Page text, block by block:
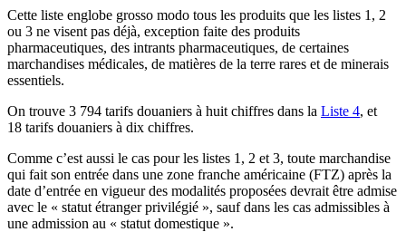
Cette liste englobe grosso modo tous les produits que les listes 1, 2
ou 3 ne visent pas déjà, exception faite des produits
pharmaceutiques, des intrants pharmaceutiques, de certaines
marchandises médicales, de matières de la terre rares et de minerais
essentiels.
On trouve 3 794 tarifs douaniers à huit chiffres dans la Liste 4, et
18 tarifs douaniers à dix chiffres.
Comme c’est aussi le cas pour les listes 1, 2 et 3, toute marchandise
qui fait son entrée dans une zone franche américaine (FTZ) après la
date d’entrée en vigueur des modalités proposées devrait être admise
avec le « statut étranger privilégié », sauf dans les cas admissibles à
une admission au « statut domestique ».